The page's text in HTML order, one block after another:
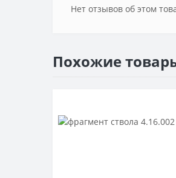
Нет отзывов об этом
Похожие